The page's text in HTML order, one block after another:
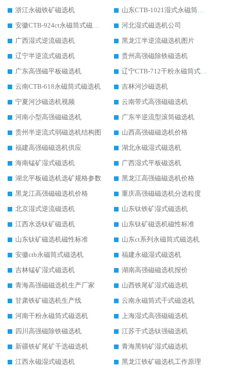
浙江永磁铁矿磁选机
山东CTB-1021湿式永磁筒式磁选机
安徽CTB-924ct永磁筒式磁选机
河北湿式磁选机公司
广西湿式逆流磁选机
黑龙江半逆流磁选机图片
辽宁半逆流式磁选机
贵州高强磁除铁磁选机
广东高强磁平板磁选机
辽宁CTB-712干粉永磁筒式磁选机
云南CTB-618永磁筒式磁选机
吉林河沙磁选机
宁夏河沙磁选机视频
云南带式高强磁磁选机
河南小型高强磁磁选机
广东半逆流型滚筒磁选机
贵州半逆流式弱磁选机结构图
山西高强磁磁选机价格
福建高强磁磁选机供应
湖北永磁湿式磁选机
海南锰矿湿式磁选机
广西湿式平板磁选机
湖北平板磁选机选矿规格参数
黑龙江高强磁磁选机价格
黑龙江高强磁磁选机价格
重庆高强磁磁选机分选粒度
北京湿式逆流磁选机
山东钛铁矿湿式磁选机
江西水选钛矿磁选机
山东钛矿磁选机磁性标准
山东钛矿磁选机磁性标准
山东ct系列永磁筒式磁选机
安徽ctb永磁筒式磁选机
福建永磁湿式磁选机
吉林锰矿湿式磁选机
湖南高强磁磁选机报价
青海高强磁磁选机生产厂家
山西铁尾矿湿式磁选机
甘肃铁矿磁选机生产线
云南永磁筒式干式磁选机
河南干粉永磁筒式磁选机
上海湿式高强磁磁选机
四川高强磁除铁磁选机
江苏干式选钛强磁选机
新疆铁矿尾矿干选磁选机
青海黑钨矿湿式磁选机
江西永磁湿式磁选机
黑龙江铁矿磁选机工作原理